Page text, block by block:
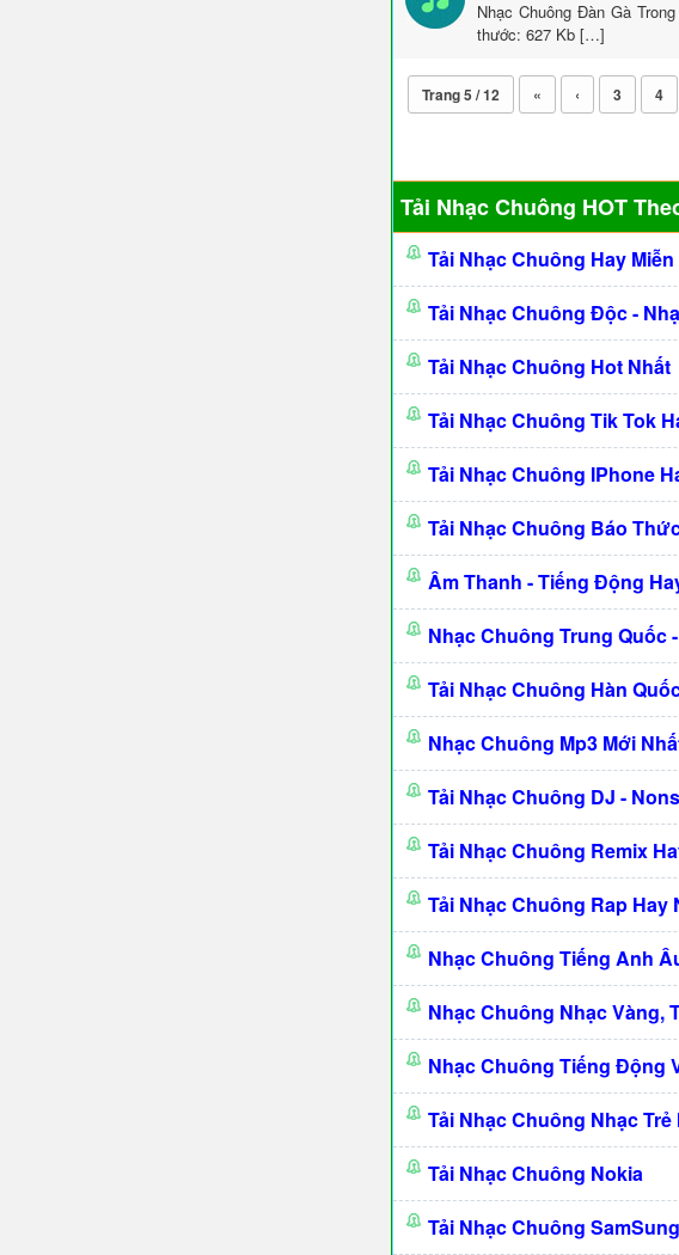
Nhạc Chuông Đàn Gà
thước: 627 Kb […]
Trang 5 / 12 « ‹ 3 4
Tải Nhạc Chuông HOT
Tải Nhạc Chuông Hay
Tải Nhạc Chuông Độc -
Tải Nhạc Chuông Hot Nhất
Tải Nhạc Chuông Tik Tok
Tải Nhạc Chuông IPhone
Tải Nhạc Chuông Báo
Âm Thanh - Tiếng Động
Nhạc Chuông Trung Quốc
Tải Nhạc Chuông Hàn
Nhạc Chuông Mp3 Mới
Tải Nhạc Chuông DJ -
Tải Nhạc Chuông Remix
Tải Nhạc Chuông Rap Hay
Nhạc Chuông Tiếng Anh
Nhạc Chuông Nhạc Vàng,
Nhạc Chuông Tiếng Động
Tải Nhạc Chuông Nhạc Trẻ
Tải Nhạc Chuông Nokia
Tải Nhạc Chuông SamSung